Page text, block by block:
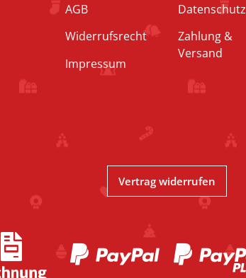
AGB
Widerrufsrecht
Impressum
Datenschutz
Zahlung &
Versand
Vertrag widerrufen